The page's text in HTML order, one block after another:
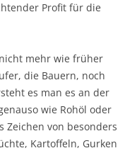
Profit für die
mehr wie früher
die Bauern, noch
es man es an der
wie Rohöl oder
Zeichen von besonders
Kartoffeln, Gurken